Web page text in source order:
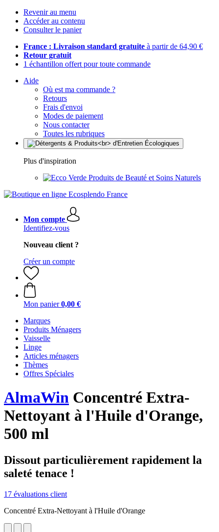
Revenir au menu
Accéder au contenu
Consulter le panier
France : Livraison standard gratuite à partir de 64,90 €
Retour gratuit
1 échantillon offert pour toute commande
Aide
Où est ma commande ?
Retours
Frais d'envoi
Modes de paiement
Nous contacter
Toutes les rubriques
Plus d'inspiration
Produits de Beauté et Soins Naturels
Mon compte
Identifiez-vous
Nouveau client ?
Créer un compte
Mon panier 0,00 €
Marques
Produits Ménagers
Vaisselle
Linge
Articles ménagers
Thèmes
Offres Spéciales
AlmaWin Concentré Extra-
Nettoyant à l'Huile d'Orange,
500 ml
Dissout particulièrement rapidement la
saleté tenace !
17 évaluations client
Concentré Extra-Nettoyant à l'Huile d'Orange